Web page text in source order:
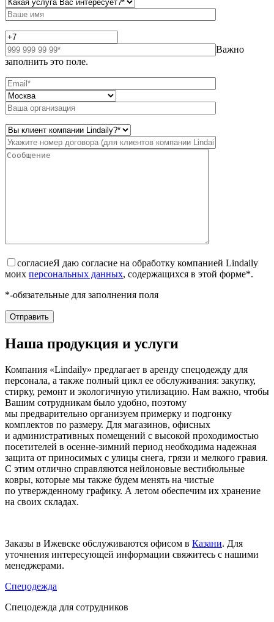
Важно
заполнить это поле.
согласиеЯ даю согласие на обработку компанией Lindaily
моих персональных данных, содержащихся в этой форме*.
*-обязательные для заполнения поля
Наша продукция и услуги
Компания «Lindaily» предлагает в аренду спецодежду для
персонала, а также полный цикл ее обслуживания: закупку,
стирку, ремонт и экологичную утилизацию. Нам важно, чтобы
Вашим сотрудникам было удобно, поэтому
мы предварительно организуем примерку и подгонку
комплектов по размеру. Для магазинов, офисных
и административных помещений с высокой проходимостью
посетителей в осенне-зимний период необходима надежная
защита от приносимых с улицы снега, грязи и мелкого гравия.
С этим отлично справляются нейлоновые вестибюльные
ковры, которые мы также будем менять на чистые
по утвержденному графику. А летом обеспечим их хранение
на своих складах.
Заказы в Ижевске обслуживаются офисом в Казани. Для
уточнения интересующей информации свяжитесь с нашими
менеджерами.
Спецодежда
Спецодежда для сотрудников